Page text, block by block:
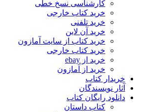
کارشناسی نسخ خطی
خرید کتاب خارجی
خرید تلفنی
خرید آن لاین
خرید کتاب از سایت آمازون
خرید کتاب خارجی
خرید از ebay
خرید از آمازون
خریدار کتاب
آثار نویسندگان
دانلود رایگان کتاب
کتاب داستان